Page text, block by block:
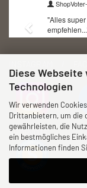
Diese
Technologien
Wir verwenden
Drittanbietern, um die
gewährleisten, die
ein bestmögliches
Informationen finden
SHOPVOTE